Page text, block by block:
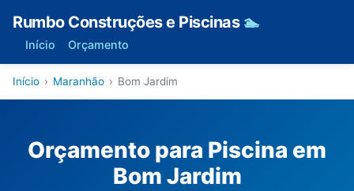
Rumbo Construções e Piscinas 🏊
Início Orçamento
Início › Maranhão › Bom Jardim
Orçamento para Piscina em
Bom Jardim